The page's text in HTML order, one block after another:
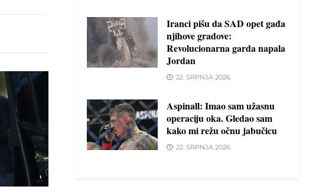
Iranci pišu da SAD opet gađa
njihove gradove:
Revolucionarna garda napala
Jordan
22. SRPNJA 2026.
Aspinall: Imao sam užasnu
operaciju oka. Gledao sam
kako mi režu očnu jabučicu
22. SRPNJA 2026.